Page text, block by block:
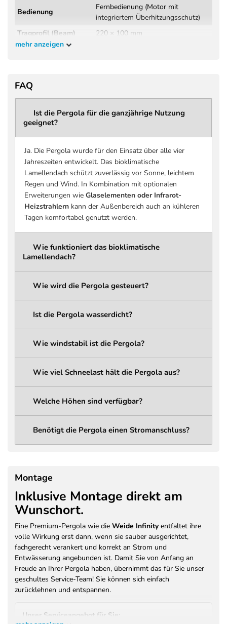
Bedienung
Fernbedienung (Motor mit
integriertem Überhitzungsschutz)
Tragprofil (Beam)
220 × 100 mm
Wandstärke
Windbeständigkeit
Norm / Prüfung
DIN EN 13561:2015+A1:2004
(Wind- und Regenprüfung,
Regenklasse 2 – getestet bis 56
l/m² pro Stunde
Maximale Schneelast
(praxisrelevant)
bis zu 207 kg/m² (größenabhängig –
siehe Tabelle Schneelast)
Schneelast Pergola-
Konstruktion
bis zu 936 kg/m² (größenabhängig –
siehe Tabelle Schneelast)
Schneelast
bis zu 207 kg/m² (größenabhängig –
Gesamthöhe
wählbar: 261,6 cm / 276,6 cm /
Durchgangshöhe
ca. 236,6 cm / 251,6 cm / 266,6 cm
(abhängig von der gewählten
Gesamthöhe)
Entwässerungssystem
Regenwassermanagement mit
verdeckten Kanälen und
Wasserabfluss über die Pergola-
Pfosten
LED Schutzklasse
IP68 (wasserdicht)
Abstrahlwinkel
120°
LED Spannung
12V DC
Stromanschluss
für Licht und optionales
Farbe
Anthrazit (RAL 7016)
Beschichtung /
Brandschutz
Pulverbeschichtung –
Brandschutzklasse A2-s1, d0 (EN
13501)
Garantie Motor /
Antrieb
3 Jahre Herstellergarantie
/ Beschichtung
Pulverbeschichtung
mehr anzeigen
FAQ
Ist die Pergola für die ganzjährige Nutzung
geeignet?
Ja. Die Pergola wurde für den Einsatz über alle vier
Jahreszeiten entwickelt. Das bioklimatische
Lamellendach schützt zuverlässig vor Sonne, leichtem
Regen und Wind. In Kombination mit optionalen
Erweiterungen wie Glaselementen oder Infrarot-
Heizstrahlernkann der Außenbereich auch an kühleren
Tagen komfortabel genutzt werden.
Wie funktioniert das bioklimatische
Lamellendach?
Wie wird die Pergola gesteuert?
Ist die Pergola wasserdicht?
Wie windstabil ist die Pergola?
Wie viel Schneelast hält die Pergola aus?
Welche Höhen sind verfügbar?
Benötigt die Pergola einen Stromanschluss?
Montage
Inklusive Montage direkt am
Wunschort.
Eine Premium-Pergola wie die Weide Infinity entfaltet ihre
volle Wirkung erst dann, wenn sie sauber ausgerichtet,
fachgerecht verankert und korrekt an Strom und
Entwässerung angebunden ist. Damit Sie von Anfang an
Freude an Ihrer Pergola haben, übernimmt das für Sie unser
geschultes Service-Team! Sie können sich einfach
zurücklehnen und entspannen.
Unser Serviceangebot für Sie: